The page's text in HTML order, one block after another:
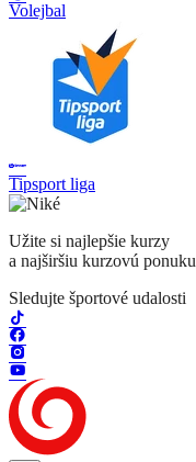
Volejbal
Tipsport liga
Užite si najlepšie kurzy
a najširšiu kurzovú ponuku
Sledujte športové udalosti